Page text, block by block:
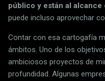
público y están al
puede incluso aprovechar
Contar con esa cartogafía
ámbitos. Uno de los
ambiciosos proyectos de
profundidad. Algunas